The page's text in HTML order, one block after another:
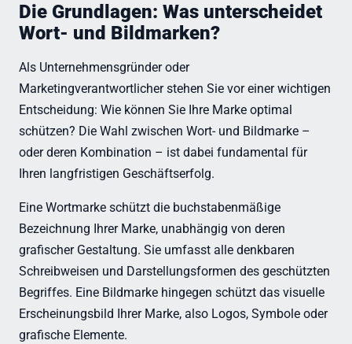
Die Grundlagen: Was unterscheidet
Wort- und Bildmarken?
Als Unternehmensgründer oder
Marketingverantwortlicher stehen Sie vor einer wichtigen
Entscheidung: Wie können Sie Ihre Marke optimal
schützen? Die Wahl zwischen Wort- und Bildmarke –
oder deren Kombination – ist dabei fundamental für
Ihren langfristigen Geschäftserfolg.
Eine Wortmarke schützt die buchstabenmäßige
Bezeichnung Ihrer Marke, unabhängig von deren
grafischer Gestaltung. Sie umfasst alle denkbaren
Schreibweisen und Darstellungsformen des geschützten
Begriffes. Eine Bildmarke hingegen schützt das visuelle
Erscheinungsbild Ihrer Marke, also Logos, Symbole oder
grafische Elemente.